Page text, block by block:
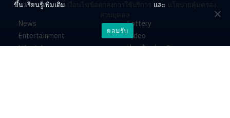
News
Entertainment
Lifestyle
Lottery
Video
ร่วมด้วยช่วยกัน
ขึ้น เรียนรู้เพิ่มเติม เงื่อนไขข้อตกลงการใช้บริการ และ นโยบายคุ้มครอง
ส่วนบุคคล
ยอมรับ